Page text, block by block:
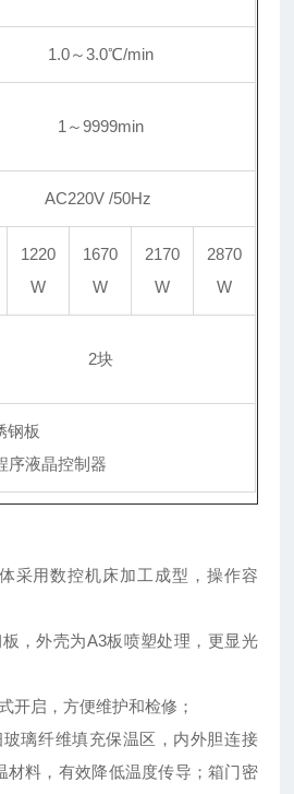
1.0～3.0℃/min
1～9999min
AC220V /50Hz
1220
W
1670
W
2170
W
2870
W
2块
钢板
序液晶控制器
采用数控机床加工成型，操作容
，外壳为A3板喷塑处理，更显光
开启，方便维护和检修；
璃纤维填充保温区，内外胆连接
材料，有效降低温度传导；箱门密